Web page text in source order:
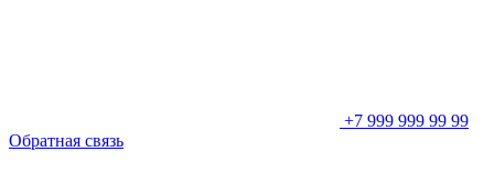
+7 999 999 99 99
Обратная связь